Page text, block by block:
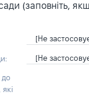
(заповніть,
[Не
[Не